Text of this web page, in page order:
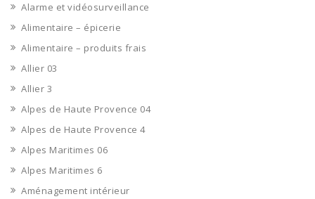
Alarme et vidéosurveillance
Alimentaire – épicerie
Alimentaire – produits frais
Allier 03
Allier 3
Alpes de Haute Provence 04
Alpes de Haute Provence 4
Alpes Maritimes 06
Alpes Maritimes 6
Aménagement intérieur